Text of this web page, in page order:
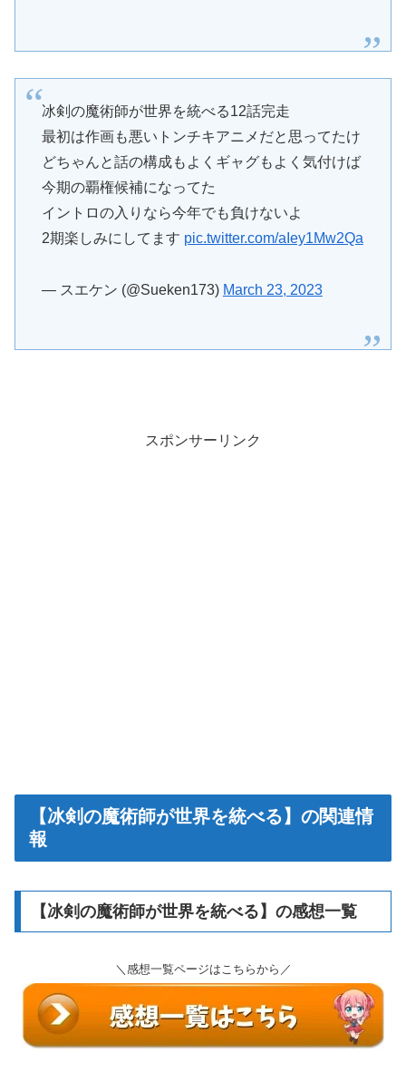
冰剣の魔術師が世界を統べる12話完走
最初は作画も悪いトンチキアニメだと思ってたけ
どちゃんと話の構成もよくギャグもよく気付けば
今期の覇権候補になってた
イントロの入りなら今年でも負けないよ
2期楽しみにしてます pic.twitter.com/aIey1Mw2Qa
— スエケン (@Sueken173) March 23, 2023
スポンサーリンク
【冰剣の魔術師が世界を統べる】の関連情
報
【冰剣の魔術師が世界を統べる】の感想一覧
＼感想一覧ページはこちらから／